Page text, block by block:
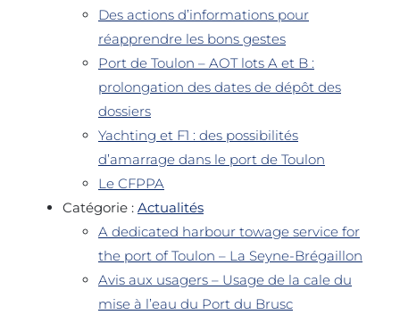
Des actions d’informations pour
réapprendre les bons gestes
Port de Toulon – AOT lots A et B :
prolongation des dates de dépôt des
dossiers
Yachting et F1 : des possibilités
d’amarrage dans le port de Toulon
Le CFPPA
Catégorie : Actualités
A dedicated harbour towage service for
the port of Toulon – La Seyne-Brégaillon
Avis aux usagers – Usage de la cale du
mise à l’eau du Port du Brusc